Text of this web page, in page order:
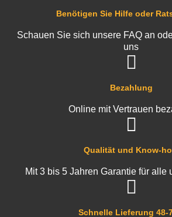
Schnelle Lieferung 48-
Qualität und Know-
Mit 3 bis 5 Jahren Garantie für alle
Bezahlung
Online mit Vertrauen
Benötigen Sie Hilfe oder
Schauen Sie sich unsere FAQ an
uns